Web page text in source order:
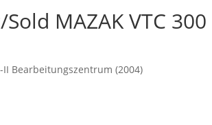
MAZAK VTC
II Bearbeitungszentrum (2004)